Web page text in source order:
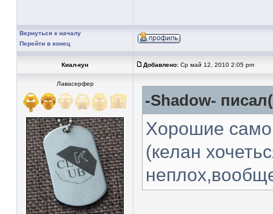
Вернуться к началу
Перейти в конец
Киал-кун Добавлено: Ср май 12, 2010 2:05 pm
Лавасерфер
-Shadow-
Хорошие
(келан